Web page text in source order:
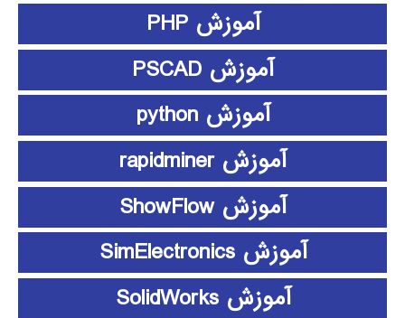
آموزش PHP
آموزش PSCAD
آموزش python
آموزش rapidminer
آموزش ShowFlow
آموزش SimElectronics
آموزش SolidWorks